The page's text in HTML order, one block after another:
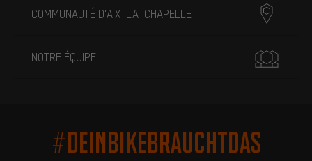
COMMUNAUTÉ D'AIX-LA-CHAPELLE
NOTRE ÉQUIPE
#DEINBIKEBRAUCHTDAS